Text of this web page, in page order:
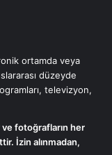
ortamda veya
düzeyde
televizyon,
fotoğrafların her
İzin alınmadan,